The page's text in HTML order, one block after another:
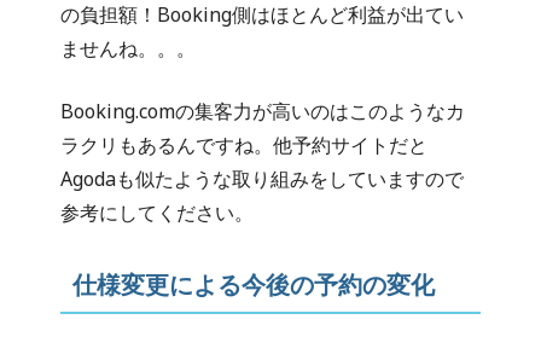
の負担額！Booking側はほとんど利益が出てい
ませんね。。。
Booking.comの集客力が高いのはこのようなカ
ラクリもあるんですね。他予約サイトだと
Agodaも似たような取り組みをしていますので
参考にしてください。
仕様変更による今後の予約の変化